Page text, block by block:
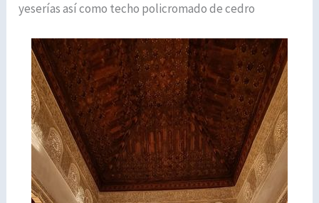
yeserías así como techo policromado de cedro